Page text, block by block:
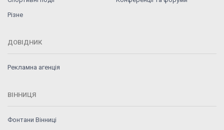
Різне
ДОВІДНИК
Рекламна агенція
ВІННИЦЯ
Фонтани Вінниці